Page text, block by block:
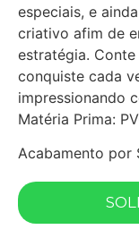
especiais, e
criativo afim de
estratégia.
conquiste cada
impressionando
Matéria Prima:
Acabamento por